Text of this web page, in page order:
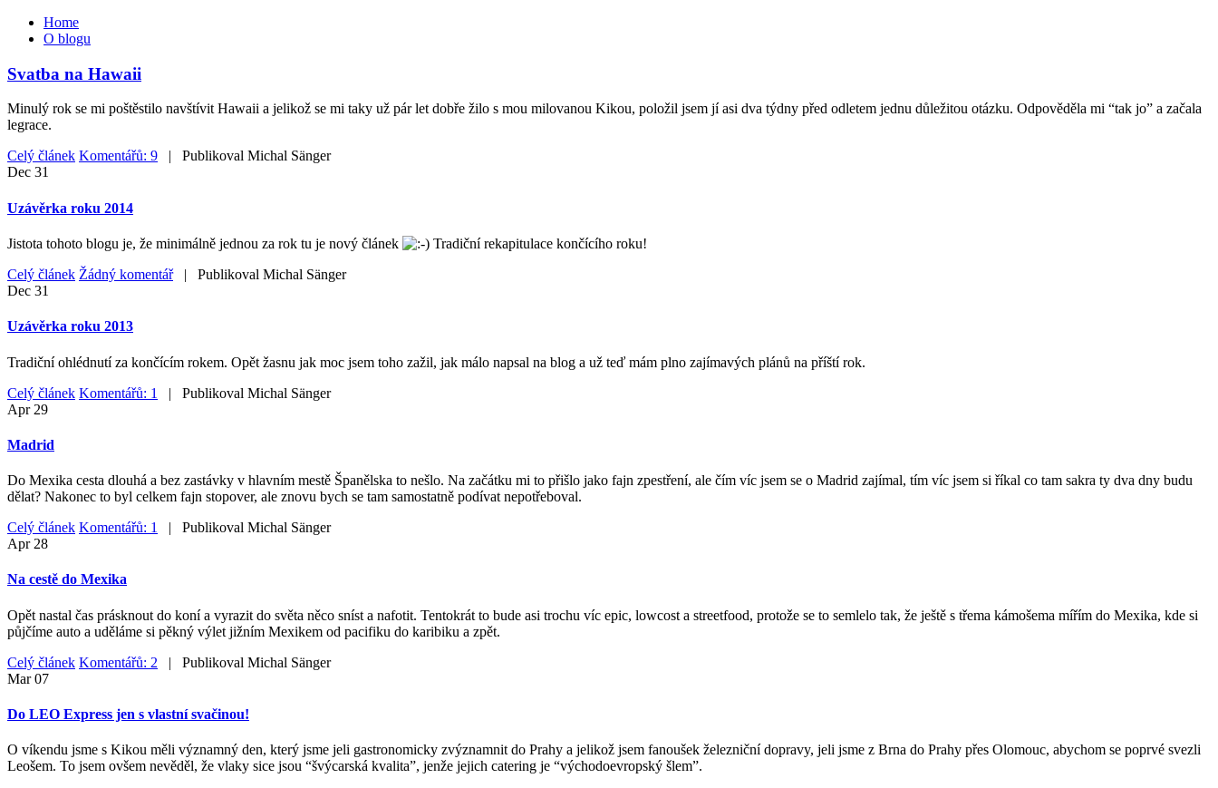
Home
O blogu
Svatba na Hawaii
Minulý rok se mi poštěstilo navštívit Hawaii a jelikož se mi taky už pár let dobře žilo s mou milovanou Kikou, položil jsem jí asi dva týdny před odletem jednu důležitou otázku. Odpověděla mi “tak jo” a začala
legrace.
Celý článek Komentářů: 9 | Publikoval Michal Sänger
Dec 31
Uzávěrka roku 2014
Jistota tohoto blogu je, že minimálně jednou za rok tu je nový článek
Tradiční rekapitulace končícího roku!
Celý článek Žádný komentář| Publikoval Michal Sänger
Dec 31
Uzávěrka roku 2013
Tradiční ohlédnutí za končícím rokem. Opět žasnu jak moc jsem toho zažil, jak málo napsal na blog a už teď mám plno zajímavých plánů na příští rok.
Celý článek Komentářů: 1 | Publikoval Michal Sänger
Apr 29
Madrid
Do Mexika cesta dlouhá a bez zastávky v hlavním mestě Španělska to nešlo. Na začátku mi to přišlo jako fajn zpestření, ale čím víc jsem se o Madrid zajímal, tím víc jsem si říkal co tam sakra ty dva dny budu
dělat? Nakonec to byl celkem fajn stopover, ale znovu bych se tam samostatně podívat nepotřeboval.
Celý článek Komentářů: 1 | Publikoval Michal Sänger
Apr 28
Na cestě do Mexika
Opět nastal čas prásknout do koní a vyrazit do světa něco sníst a nafotit. Tentokrát to bude asi trochu víc epic, lowcost a streetfood, protože se to semlelo tak, že ještě s třema kámošema mířím do Mexika, kde si
půjčíme auto a uděláme si pěkný výlet jižním Mexikem od pacifiku do karibiku a zpět.
Celý článek Komentářů: 2 | Publikoval Michal Sänger
Mar07
Do LEO Express jen s vlastní svačinou!
O víkendu jsme s Kikou měli významný den, který jsme jeli gastronomicky zvýznamnit do Prahy a jelikož jsem fanoušek železniční dopravy, jeli jsme z Brna do Prahy přes Olomouc, abychom se poprvé svezli
Leošem. To jsem ovšem nevěděl, že vlaky sice jsou “švýcarská kvalita”, jenže jejich catering je “východoevropský šlem”.